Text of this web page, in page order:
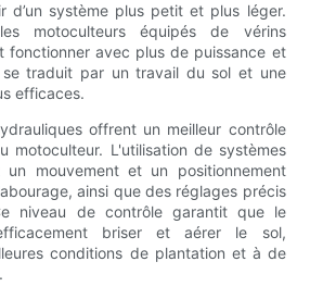
d’un système plus petit et plus léger.
motoculteurs équipés de vérins
fonctionner avec plus de puissance et
traduit par un travail du sol et une
efficaces.
offrent un meilleur contrôle
motoculteur. L'utilisation de systèmes
un mouvement et un positionnement
ainsi que des réglages précis
niveau de contrôle garantit que le
briser et aérer le sol,
conditions de plantation et à de